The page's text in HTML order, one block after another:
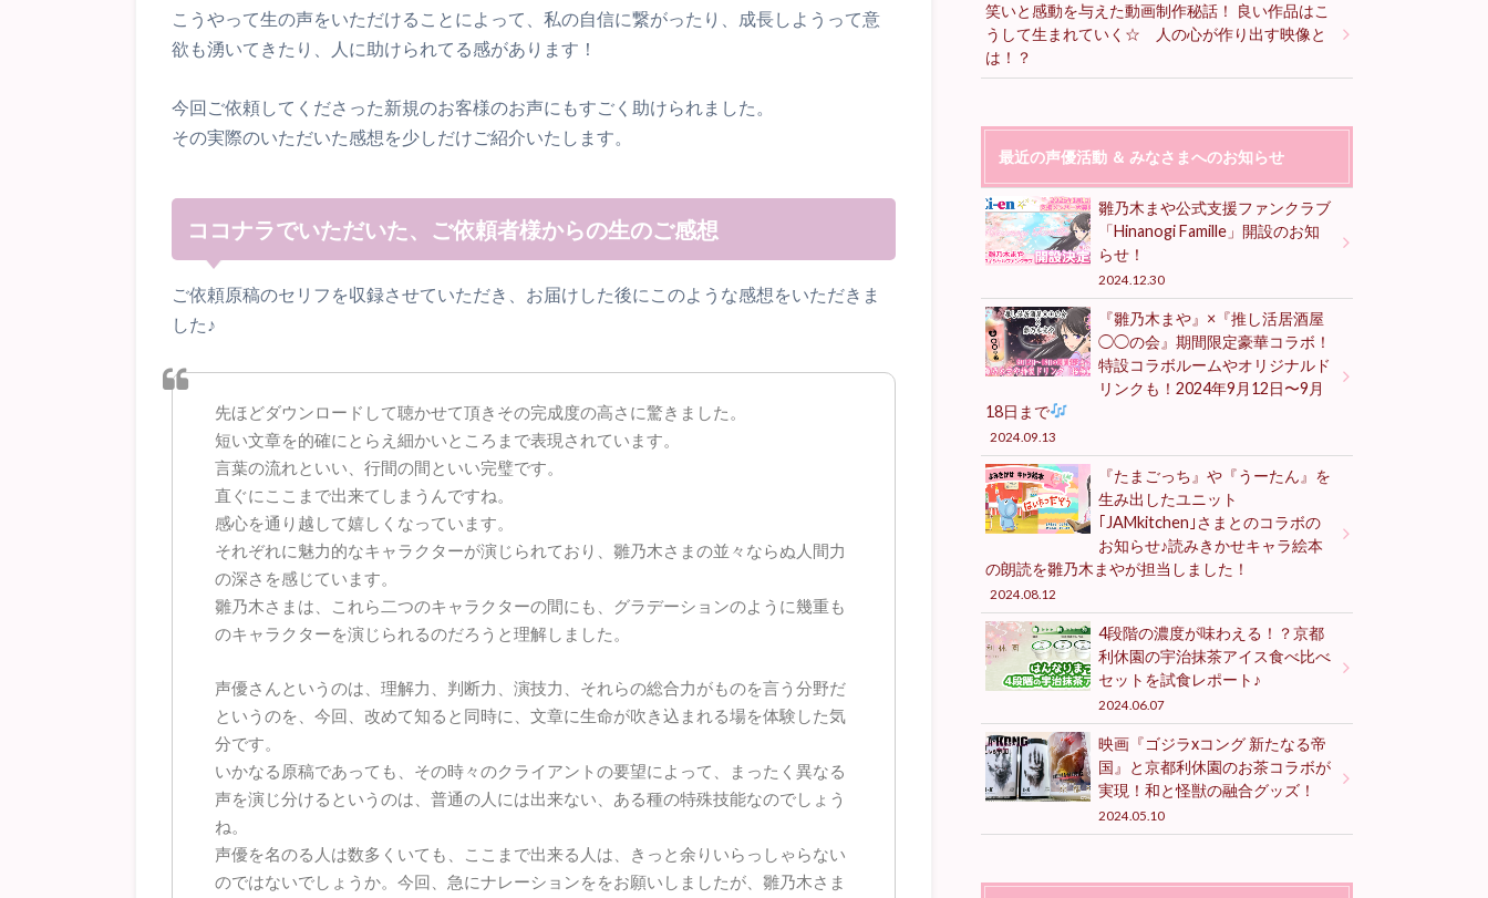
こうやって生の声をいただけることによって、私の自信に繋がったり、成長しようって意
欲も湧いてきたり、人に助けられてる感があります！
今回ご依頼してくださった新規のお客様のお声にもすごく助けられました。
その実際のいただいた感想を少しだけご紹介いたします。
ココナラでいただいた、ご依頼者様からの生のご感想
ご依頼原稿のセリフを収録させていただき、お届けした後にこのような感想をいただきま
した♪
先ほどダウンロードして聴かせて頂きその完成度の高さに驚きました。
短い文章を的確にとらえ細かいところまで表現されています。
言葉の流れといい、行間の間といい完璧です。
直ぐにここまで出来てしまうんですね。
感心を通り越して嬉しくなっています。
それぞれに魅力的なキャラクターが演じられており、雛乃木さまの並々ならぬ人間力
の深さを感じています。
雛乃木さまは、これら二つのキャラクターの間にも、グラデーションのように幾重も
のキャラクターを演じられるのだろうと理解しました。
声優さんというのは、理解力、判断力、演技力、それらの総合力がものを言う分野だ
というのを、今回、改めて知ると同時に、文章に生命が吹き込まれる場を体験した気
分です。
いかなる原稿であっても、その時々のクライアントの要望によって、まったく異なる
声を演じ分けるというのは、普通の人には出来ない、ある種の特殊技能なのでしょう
ね。
声優を名のる人は数多くいても、ここまで出来る人は、きっと余りいらっしゃらない
のではないでしょうか。今回、急にナレーションををお願いしましたが、雛乃木さま
笑いと感動を与えた動画制作秘話！ 良い作品はこ
うして生まれていく☆ 人の心が作り出す映像と
は！？
最近の声優活動 ＆ みなさまへのお知らせ
雛乃木まや公式支援ファンクラブ
「Hinanogi Famille」開設のお知
らせ！
2024.12.30
『雛乃木まや』×『推し活居酒屋
◯◯の会』期間限定豪華コラボ！
特設コラボルームやオリジナルド
リンクも！2024年9月12日〜9月
18日まで
2024.09.13
『たまごっち』や『うーたん』を
生み出したユニット
｢JAMkitchen｣さまとのコラボの
お知らせ♪読みきかせキャラ絵本
の朗読を雛乃木まやが担当しました！
2024.08.12
4段階の濃度が味わえる！？京都
利休園の宇治抹茶アイス食べ比べ
セットを試食レポート♪
2024.06.07
映画『ゴジラxコング 新たなる帝
国』と京都利休園のお茶コラボが
実現！和と怪獣の融合グッズ！
2024.05.10